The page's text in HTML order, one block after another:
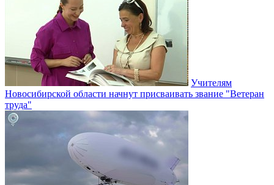
Учителям
Новосибирской области начнут присваивать звание "Ветеран
труда"